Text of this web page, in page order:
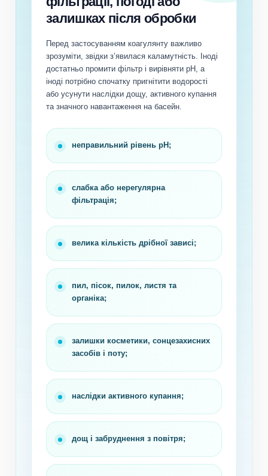
залишках після обробки
Перед застосуванням коагулянту важливо
зрозуміти, звідки з’явилася каламутність. Іноді
достатньо промити фільтр і вирівняти pH, а
іноді потрібно спочатку пригнітити водорості
або усунути наслідки дощу, активного купання
та значного навантаження на басейн.
неправильний рівень pH;
слабка або нерегулярна
фільтрація;
велика кількість дрібної зависі;
пил, пісок, пилок, листя та
органіка;
залишки косметики, сонцезахисних
засобів і поту;
наслідки активного купання;
дощ і забруднення з повітря;